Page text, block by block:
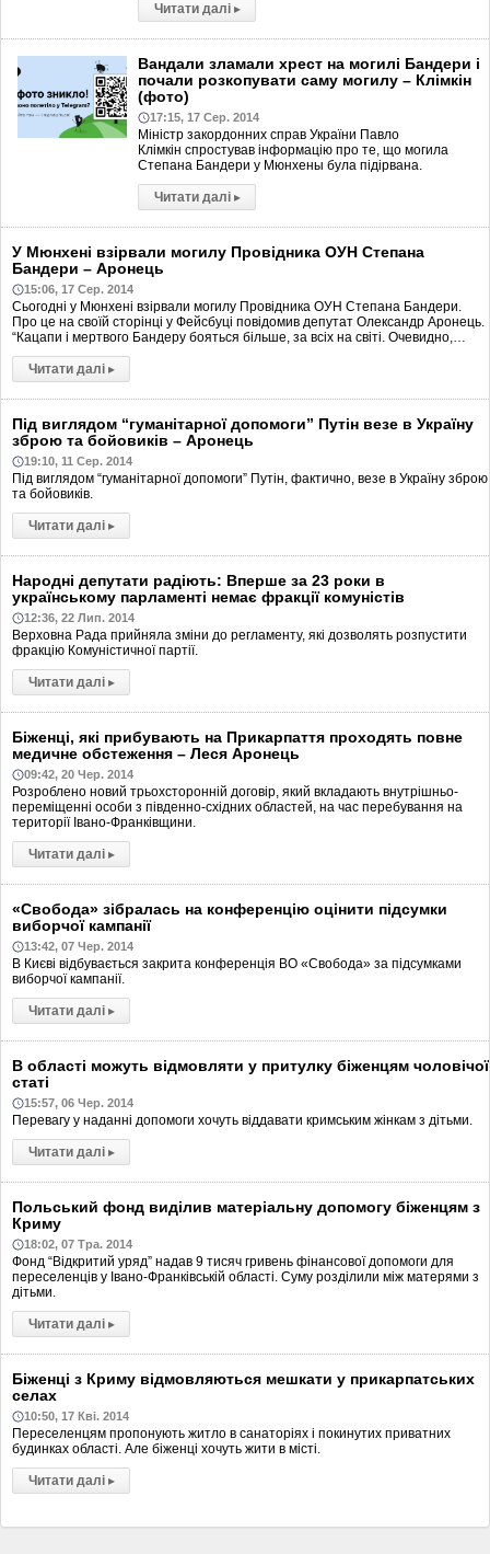
Читати далі ▸
Вандали зламали хрест на могилі Бандери і
почали розкопувати саму могилу – Клімкін
(фото)
17:15, 17 Сер. 2014
Міністр закордонних справ України Павло
Клімкін спростував інформацію про те, що могила
Степана Бандери у Мюнхены була підірвана.
Читати далі ▸
У Мюнхені взірвали могилу Провідника ОУН Степана
Бандери – Аронець
15:06, 17 Сер. 2014
Сьогодні у Мюнхені взірвали могилу Провідника ОУН Степана Бандери.
Про це на своїй сторінці у Фейсбуці повідомив депутат Олександр Аронець.
“Кацапи і мертвого Бандеру бояться більше, за всіх на світі. Очевидно,…
Читати далі ▸
Під виглядом “гуманітарної допомоги” Путін везе в Україну
зброю та бойовиків – Аронець
19:10, 11 Сер. 2014
Під виглядом “гуманітарної допомоги” Путін, фактично, везе в Україну зброю
та бойовиків.
Читати далі ▸
Народні депутати радіють: Вперше за 23 роки в
українському парламенті немає фракції комуністів
12:36, 22 Лип. 2014
Верховна Рада прийняла зміни до регламенту, які дозволять розпустити
фракцію Комуністичної партії.
Читати далі ▸
Біженці, які прибувають на Прикарпаття проходять повне
медичне обстеження – Леся Аронець
09:42, 20 Чер. 2014
Розроблено новий трьохсторонній договір, який вкладають внутрішньо-
переміщенні особи з південно-східних областей, на час перебування на
території Івано-Франківщини.
Читати далі ▸
«Свобода» зібралась на конференцію оцінити підсумки
виборчої кампанії
13:42, 07 Чер. 2014
В Києві відбувається закрита конференція ВО «Свобода» за підсумками
виборчої кампанії.
Читати далі ▸
В області можуть відмовляти у притулку біженцям чоловічої
статі
15:57, 06 Чер. 2014
Перевагу у наданні допомоги хочуть віддавати кримським жінкам з дітьми.
Читати далі ▸
Польський фонд виділив матеріальну допомогу біженцям з
Криму
18:02, 07 Тра. 2014
Фонд “Відкритий уряд” надав 9 тисяч гривень фінансової допомоги для
переселенців у Івано-Франківській області. Суму розділили між матерями з
дітьми.
Читати далі ▸
Біженці з Криму відмовляються мешкати у прикарпатських
селах
10:50, 17 Кві. 2014
Переселенцям пропонують житло в санаторіях і покинутих приватних
будинках області. Але біженці хочуть жити в місті.
Читати далі ▸